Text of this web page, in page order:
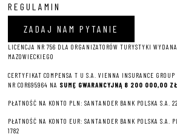
REGULAMIN
ZADAJ NAM PYTANIE
LICENCJA NR 756 DLA ORGANIZATORÓW TURYSTYKI
MAZOWIECKIEGO
CERTYFIKAT COMPENSA T U S.A. VIENNA INSURANCE
NR COR695964 NA SUMĘ GWARANCYJNĄ 8 200 000,00 ZŁ.
PŁATNOŚĆ NA KONTO PLN: SANTANDER BANK POLSKA S.A.
PŁATNOŚĆ NA KONTO EUR: SANTANDER BANK POLSKA S.A.
1782